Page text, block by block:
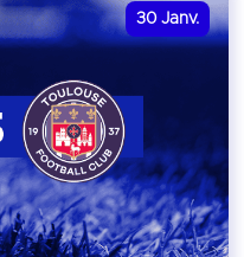
30 Janv.